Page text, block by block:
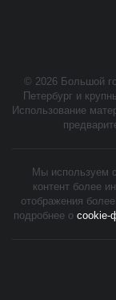
© 2026 Большой
Петербург и
Использование
Мы используем
контент более
отображения
подробнее о cookie-